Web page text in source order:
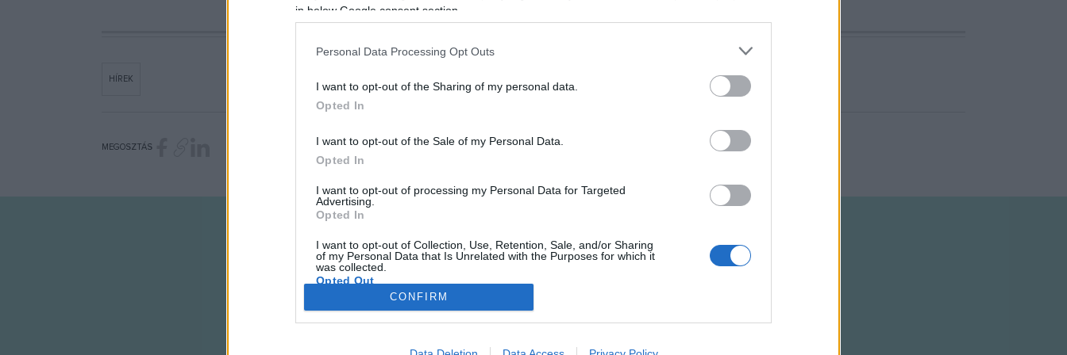
in below Google consent section.
Personal Data Processing Opt Outs
I want to opt-out of the Sharing of my personal data.
Opted In
I want to opt-out of the Sale of my Personal Data.
Opted In
I want to opt-out of processing my Personal Data for Targeted
Advertising.
Opted In
I want to opt-out of Collection, Use, Retention, Sale, and/or Sharing
of my Personal Data that Is Unrelated with the Purposes for which it
was collected.
Opted Out
Google consents
I want to allow Google to enable storage related to advertising like cookies on
CONFIRM
HÍREK
MEGOSZTÁS